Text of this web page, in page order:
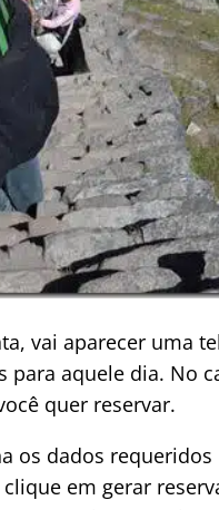
vai aparecer uma
aquele dia. No
quer reservar.
os dados
em gerar